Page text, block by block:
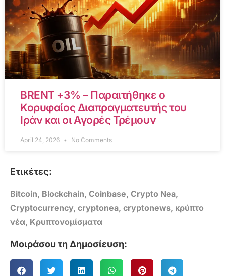
BRENT +3% – Παραιτήθηκε ο
Κορυφαίος Διαπραγματευτής του
Ιράν και οι Αγορές Τρέμουν
April 24, 2026 No Comments
Ετικέτες:
Bitcoin, Blockchain, Coinbase, Crypto Nea,
Cryptocurrency, cryptonea, cryptonews, κρύπτο
νέα, Κρυπτονομίσματα
Μοιράσου τη Δημοσίευση: